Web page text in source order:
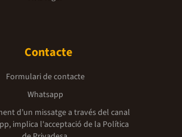
Contacte
Formulari de contacte
Whatsapp
d’un missatge a través del canal
implica l'acceptació de la Política